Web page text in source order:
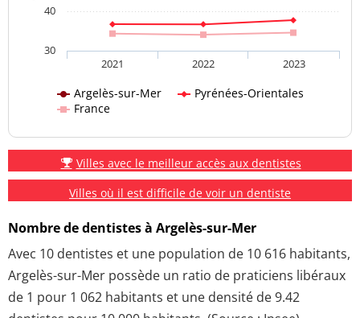
Argelès-sur-Mer
Pyrénées-Orientales
France
2021 2022 2023
30
40
Villes avec le meilleur accès aux dentistes
Villes où il est difficile de voir un dentiste
Nombre de dentistes à Argelès-sur-Mer
Avec 10 dentistes et une population de 10 616 habitants,
Argelès-sur-Mer possède un ratio de praticiens libéraux
de 1 pour 1 062 habitants et une densité de 9.42